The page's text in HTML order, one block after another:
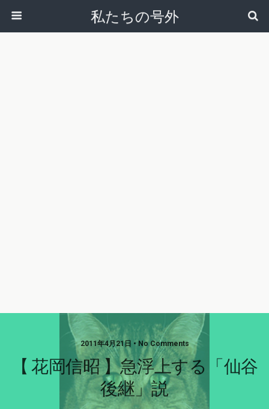
私たちの号外
2011年4月21日 • No Comments
【 花岡信昭 】急浮上する「仙谷
後継」説